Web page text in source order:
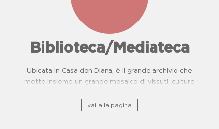
Biblioteca/Mediateca
Ubicata in Casa don Diana, è il grande archivio che
mette insieme un grande mosaico di vissuti, culture
vai alla pagina